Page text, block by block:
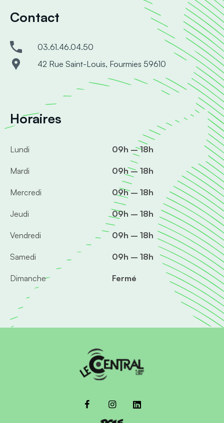
Contact
03.61.46.04.50
42 Rue Saint-Louis, Fourmies 59610
Horaires
Lundi 09h – 18h
Mardi 09h – 18h
Mercredi 09h – 18h
Jeudi 09h – 18h
Vendredi 09h – 18h
Samedi 09h – 18h
Dimanche Fermé